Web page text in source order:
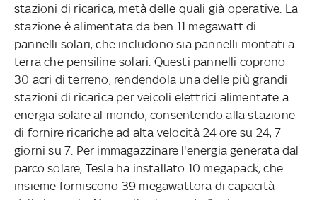
stazioni di ricarica, metà delle quali già operative. La
stazione è alimentata da ben 11 megawatt di
pannelli solari, che includono sia pannelli montati a
terra che pensiline solari. Questi pannelli coprono
30 acri di terreno, rendendola una delle più grandi
stazioni di ricarica per veicoli elettrici alimentate a
energia solare al mondo, consentendo alla stazione
di fornire ricariche ad alta velocità 24 ore su 24, 7
giorni su 7. Per immagazzinare l'energia generata dal
parco solare, Tesla ha installato 10 megapack, che
insieme forniscono 39 megawattora di capacità